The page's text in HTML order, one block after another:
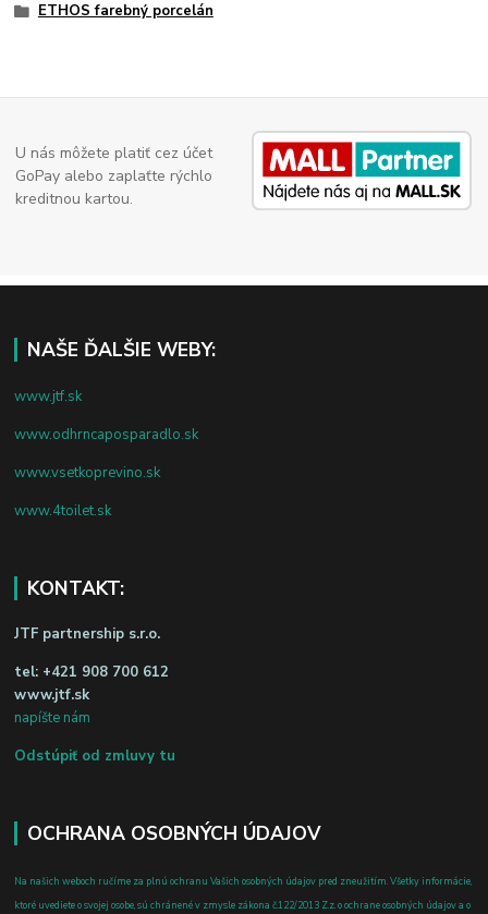
ETHOS farebný porcelán
U nás môžete platiť cez účet
GoPay alebo zaplaťte rýchlo
kreditnou kartou.
NAŠE ĎALŠIE WEBY:
www.jtf.sk
www.odhrncaposparadlo.sk
www.vsetkoprevino.sk
www.4toilet.sk
KONTAKT:
JTF partnership s.r.o.
tel: +421 908 700 612
www.jtf.sk
napíšte nám
Odstúpiť od zmluvy tu
OCHRANA OSOBNÝCH ÚDAJOV
Na našich weboch ručíme za plnú ochranu Vašich osobných údajov pred zneužitím. Všetky informácie,
ktoré uvediete o svojej osobe, sú chránené v zmysle zákona č.122/2013 Z.z. o ochrane osobných údajov a o